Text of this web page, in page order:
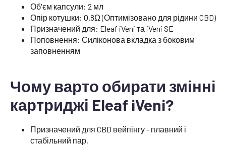
Об'єм капсули: 2 мл
Опір котушки: 0.8Ω (Оптимізовано для рідини CBD)
Призначений для: Eleaf iVeni та iVeni SE
Поповнення: Силіконова вкладка з боковим
заповненням
Чому варто обирати змінні
картриджі Eleaf iVeni?
Призначений для CBD вейпінгу - плавний і
стабільний пар.